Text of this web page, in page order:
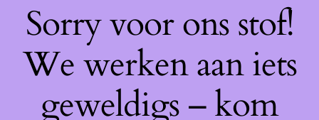
Sorry voor ons stof!
We werken aan iets
geweldigs – kom